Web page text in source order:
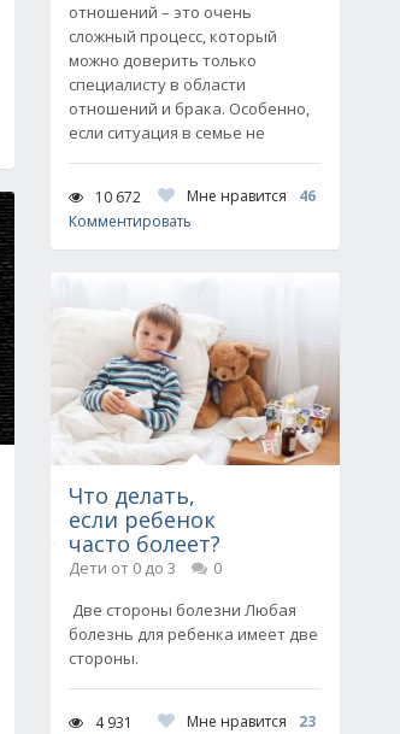
отношений – это очень
сложный процесс, который
можно доверить только
специалисту в области
отношений и брака. Особенно,
если ситуация в семье не
10 672 Мне нравится
46
Комментировать
Что делать,
если ребенок
часто болеет?
Дети от 0 до 3
0
Две стороны болезни Любая
болезнь для ребенка имеет две
стороны.
4 931 Мне нравится
23